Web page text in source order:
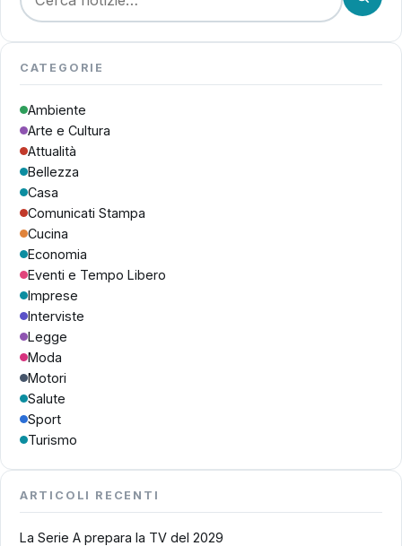
CATEGORIE
Ambiente
Arte e Cultura
Attualità
Bellezza
Casa
Comunicati Stampa
Cucina
Economia
Eventi e Tempo Libero
Imprese
Interviste
Legge
Moda
Motori
Salute
Sport
Turismo
ARTICOLI RECENTI
La Serie A prepara la TV del 2029